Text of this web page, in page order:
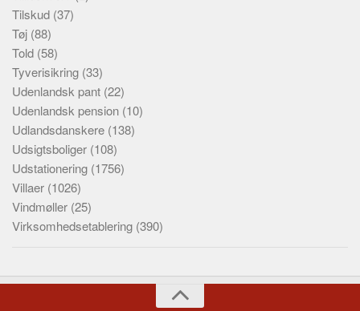
Tilskud (37)
Tøj (88)
Told (58)
Tyverisikring (33)
Udenlandsk pant (22)
Udenlandsk pension (10)
Udlandsdanskere (138)
Udsigtsboliger (108)
Udstationering (1756)
Villaer (1026)
Vindmøller (25)
Virksomhedsetablering (390)